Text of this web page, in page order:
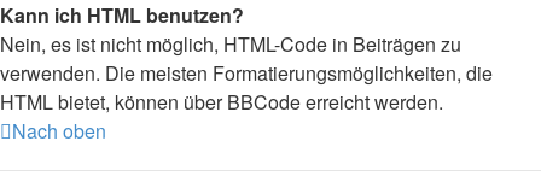
Kann ich HTML benutzen?
Nein, es ist nicht möglich, HTML-Code in Beiträgen zu
verwenden. Die meisten Formatierungsmöglichkeiten, die
HTML bietet, können über BBCode erreicht werden.
Nach oben